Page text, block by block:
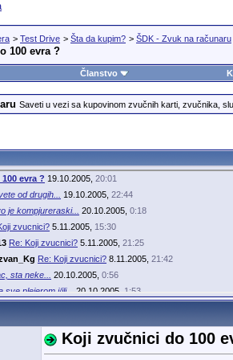
> Test Drive > Šta da kupim? > ŠDK - Zvuk na računaru
100 evra ?
Članstvo
Saveti u vezi sa kupovinom zvučnih karti, zvučnika,
evra ? 19.10.2005, 20:01
od drugih... 19.10.2005, 22:44
je kompjureraski... 20.10.2005, 0:18
zvucnici?5.11.2005, 15:30
Re: Koji zvucnici?5.11.2005, 21:25
Re: Koji zvucnici?8.11.2005, 21:42
sta neke... 20.10.2005, 0:56
sve plejerom i/ili... 20.10.2005, 1:53
ne...20.10.2005,
14:26
su oni...20.10.2005,18:29
Koji zvučnici do 100